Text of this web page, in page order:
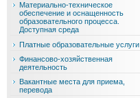
Материально-техническое
обеспечение и оснащенность
образовательного процесса.
Доступная среда
Платные образовательные услуги
Финансово-хозяйственная
деятельность
Вакантные места для приема,
перевода